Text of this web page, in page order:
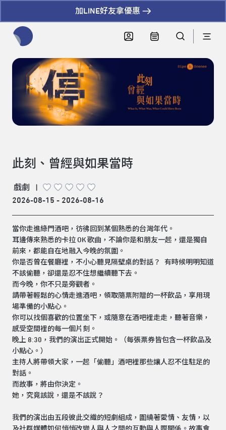
加LINE好友拿優惠
此刻、曾經與如果當時
戲劇
|
2026-08-15 - 2026-08-16
當你走進綠門酒吧，彷彿回到某個熟悉的台灣年代。
耳邊傳來熟悉的卡拉 OK 歌曲，不論你是和朋友一起，還是獨自
前來，都能自在地融入今晚的氛圍。
你是否曾在餐廳裡，不小心聽見隔壁桌的對話？ 有時候明明知道
不該偷聽，卻還是忍不住想繼續聽下去。
而今晚，你不只是旁觀者。
請帶著輕鬆的心情走進酒吧，領取隨票附贈的一杯飲品，享用現
場準備的小點心。
你可以找個喜歡的位置坐下，或隨意在酒吧裡走走，聽著音樂，
感受空間裡的每一個片刻。
晚上 8:30，我們的演出正式開始。（每張票券皆包含一杯飲品及
小點心。）
主持人將帶領大家，一起「偷聽」酒吧裡那些讓人忍不住駐足的
對話。
而故事，將由你決定。
她，究竟該說，還是不該說？
我們的演出由五段彼此交織的短劇組成，圍繞著愛情、友情，以